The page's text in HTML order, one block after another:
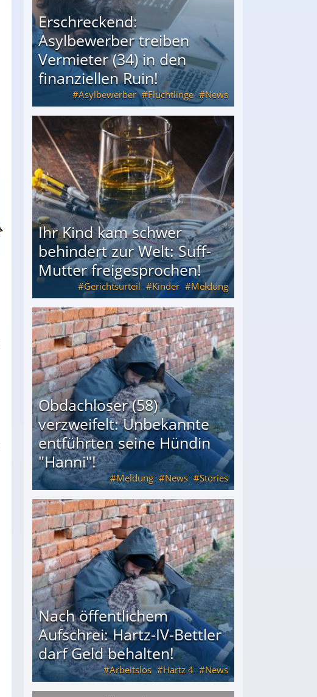
Erschreckend:
Asylbewerber treiben
Vermieter (34) in den
finanziellen Ruin!
Asylbewerber Flüchtlinge News
(34) in den finanziellen Ruin!
Ihr Kind kam schwer
behindert zur Welt: Suff-
Mutter freigesprochen!
Gerichtsurteil Kinder Meldung
Suff-Mutter freigesprochen!
Obdachloser (58)
verzweifelt: Unbekannte
entführten seine Hündin
"Hanni"!
Meldung News Stories
entführten seine Hündin "Hanni"!
Nach öffentlichem
Aufschrei: Hartz-IV-Bettler
darf Geld behalten!
Arbeitslos Hartz 4 News